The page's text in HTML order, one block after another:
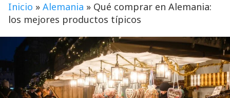
Inicio » Alemania » Qué comprar en Alemania:
los mejores productos típicos